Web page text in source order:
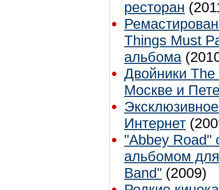
ресторан
Things Must
альбома
Двойники
Москве и
Интернет
"Abbey Road"
альбомом
Band" (2009)